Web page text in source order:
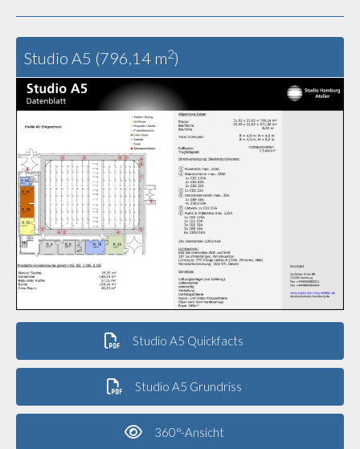
Studio A5 (796,14 m2)
Studio A5 Quickfacts
Studio A5 Grundriss
360°-Ansicht